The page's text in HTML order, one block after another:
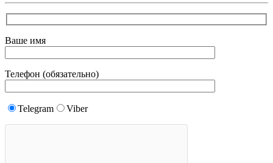
Ваше имя
Телефон (обязательно)
Telegram Viber